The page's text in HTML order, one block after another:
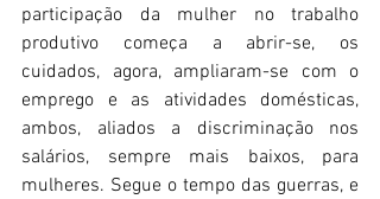
participação da mulher no trabalho
produtivo começa a abrir-se, os
cuidados, agora, ampliaram-se com o
emprego e as atividades domésticas,
ambos, aliados a discriminação nos
salários, sempre mais baixos, para
mulheres. Segue o tempo das guerras, e